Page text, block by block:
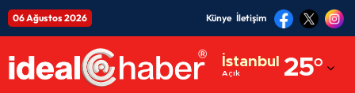
06 Ağustos 2026 Künye İletişim
İstanbul
Açık 25°
Adıyaman